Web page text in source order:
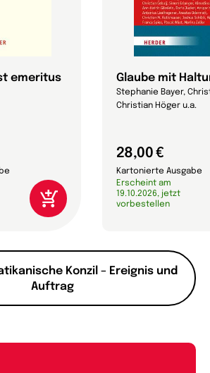
Konzil – Ereignis und
Auftrag
emeritus
Glaube mit
Stephanie Bayer,
Christian Höger u.a.
28,00 €
Kartonierte Ausgabe
Erscheint am
19.10.2026, jetzt
vorbestellen